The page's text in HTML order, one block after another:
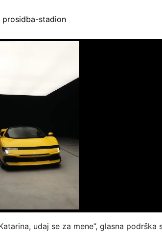
udaj se za mene”, glasna podrška